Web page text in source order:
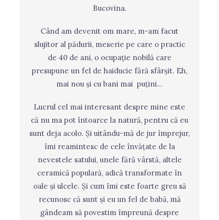
Bucovina.
Când am devenit om mare, m-am facut
slujitor al pădurii, meserie pe care o practic
de 40 de ani, o ocupație nobilă care
presupune un fel de haiducie fără sfârșit. Eh,
mai nou și cu bani mai puțini…
Lucrul cel mai interesant despre mine este
că nu ma pot întoarce la natură, pentru că eu
sunt deja acolo. Și uitându-mă de jur împrejur,
îmi reamintesc de cele învățate de la
nevestele satului, unele fără vârstă, altele
ceramică populară, adică transformate în
oale și ulcele. Și cum îmi este foarte greu să
recunosc că sunt și eu un fel de babă, mă
gândeam să povestim împreună despre